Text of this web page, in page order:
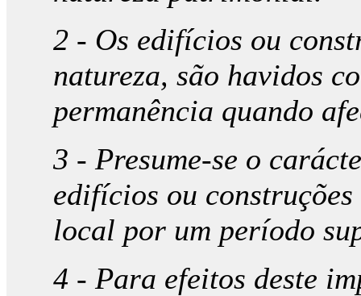
2 - Os edifícios ou
natureza, são havidos
permanência quando
3 - Presume-se o
edifícios ou construções
local por um período
4 - Para efeitos deste